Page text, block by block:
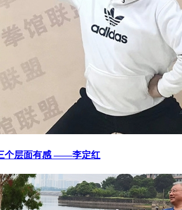
个层面有感 ——李定红